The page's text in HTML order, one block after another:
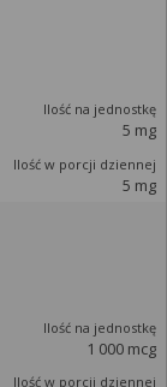
5 mg
5 mg
1 000 mcg